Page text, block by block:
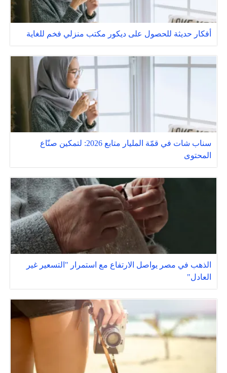
أفكار حديثة للحصول على ديكور مكتب منزلي فخم للغاية
سناب شات في قمّة المليار متابع 2026: لتمكين صنّاع
المحتوى
الذهب في مصر يواصل الارتفاع مع استمرار "التسعير غير
العادل"